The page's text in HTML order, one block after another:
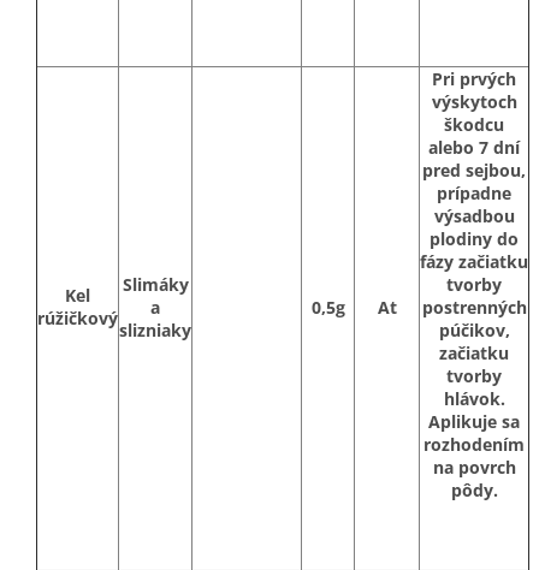
Kel
rúžičkový
Slimáky
a
slizniaky
0,5g At
Pri prvých
výskytoch
škodcu
alebo 7 dní
pred sejbou,
prípadne
výsadbou
plodiny do
fázy začiatku
tvorby
postrenných
púčikov,
začiatku
tvorby
hlávok.
Aplikuje sa
rozhodením
na povrch
pôdy.